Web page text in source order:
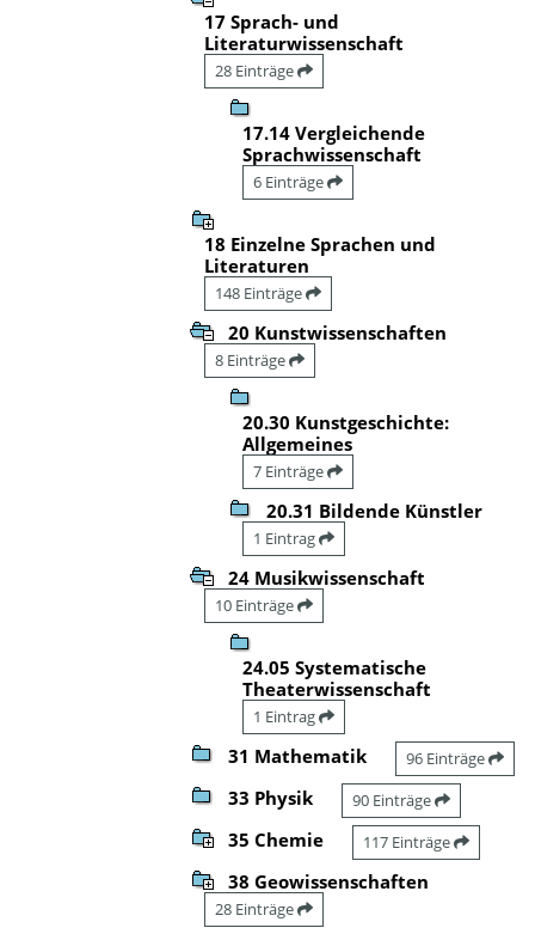
17 Sprach- und
Literaturwissenschaft
28 Einträge
17.14 Vergleichende
Sprachwissenschaft
6 Einträge
18 Einzelne Sprachen und
Literaturen
148 Einträge
20 Kunstwissenschaften
8 Einträge
20.30 Kunstgeschichte:
Allgemeines
7 Einträge
20.31 Bildende Künstler
1 Eintrag
24 Musikwissenschaft
10 Einträge
24.05 Systematische
Theaterwissenschaft
1 Eintrag
31 Mathematik 96 Einträge
33 Physik 90 Einträge
35 Chemie 117 Einträge
38 Geowissenschaften
28 Einträge